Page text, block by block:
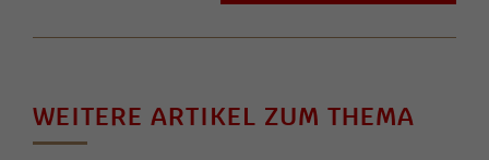
WEITERE ARTIKEL ZUM THEMA